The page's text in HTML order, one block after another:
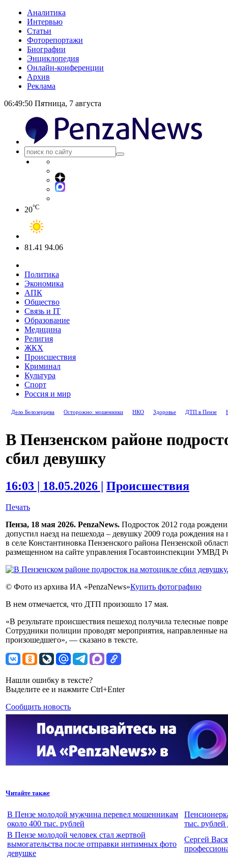
Аналитика
Интервью
Статьи
Фоторепортажи
Биографии
Энциклопедия
Онлайн-конференции
Архив
Реклама
06:49:51 Пятница, 7 августа
20°C
81.41 94.06
Политика
Экономика
АПК
Общество
Связь и IT
Образование
Медицина
Религия
ЖКХ
Происшествия
Криминал
Культура
Спорт
Россия и мир
Дело Белозерцева Осторожно: мошенники НКО Здоровье ДТП в Пензе
В Пензенском районе
сбил девушку
16:03 | 18.05.2026 | Происшествия
Печать
Пенза, 18 мая 2026. PenzaNews. Подросток 2012 года
допустил наезд на пешехода – девушку 2009 года рождения
в селе Константиновка Пензенского района Пензенской
размещенном на сайте управления Госавтоинспекции УМВД
© Фото из архива ИА «PenzaNews»Купить фотографию
В нем отмечается, что ДТП произошло 17 мая.
«В результате происшествия пешеход получила телесные
Сотрудники полиции проводят мероприятия, направленные на
произошедшего», — сказано в тексте.
Нашли ошибку в тексте?
Выделите ее и нажмите Ctrl+Enter
Сообщить новость
Читайте также
В Пензе молодой мужчина перевел мошенникам
около 400 тыс. рублей
тыс. рублей
В Пензе молодой человек стал жертвой
вымогательства после отправки интимных фото
девушке
Сергей